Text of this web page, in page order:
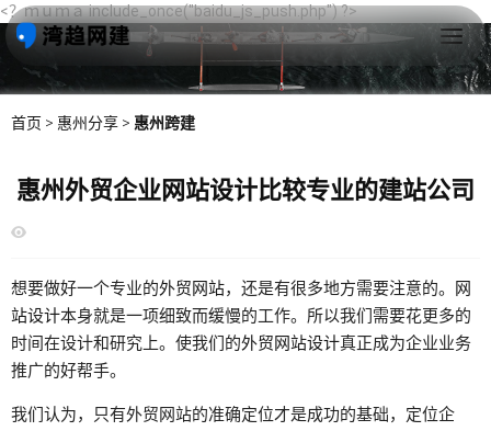
<？ｍｕｍａ include_once("baidu_js_push.php") ?>
首页 > 惠州分享 > 惠州跨建
惠州外贸企业网站设计比较专业的建站公司
想要做好一个专业的外贸网站，还是有很多地方需要注意的。
网
站设计本身就是一项细致而缓慢的工作。所以我们需要花更多的
时间在设计和研究上。使我们的外贸网站设计真正成为企业业务
推广的好帮手。
我们认为，只有外贸网站的准确定位才是成功的基础，定位企